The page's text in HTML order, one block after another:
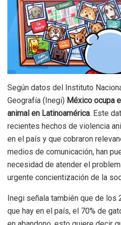
Según datos del Instituto
Geografía (Inegi) México ocupa
animal en Latinoamérica. Este
recientes hechos de violencia
en el país y que cobraron
medios de comunicación, han
necesidad de atender el
urgente concientización de la
Inegi señala también que de
que hay en el país, el 70% de